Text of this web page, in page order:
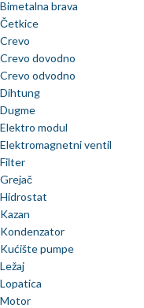
Bimetalna brava
Četkice
Crevo
Crevo dovodno
Crevo odvodno
Dihtung
Dugme
Elektro modul
Elektromagnetni ventil
Filter
Grejač
Hidrostat
Kazan
Kondenzator
Kućište pumpe
Ležaj
Lopatica
Motor